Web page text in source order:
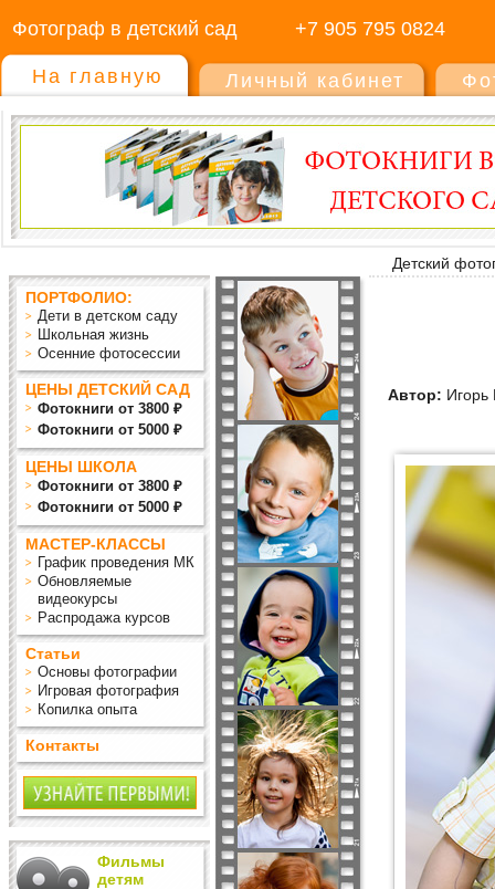
Фотограф в детский сад +7 905 795 0824
На главную Личный кабинет
Детский
ПОРТФОЛИО:
Дети в детском саду
Школьная жизнь
Осенние фотосессии
ЦЕНЫ ДЕТСКИЙ САД
Фотокниги от 3800 ₽
Фотокниги от 5000 ₽
ЦЕНЫ ШКОЛА
Фотокниги от 3800 ₽
Фотокниги от 5000 ₽
МАСТЕР-КЛАССЫ
График проведения МК
Обновляемые
видеокурсы
Распродажа курсов
Статьи
Основы фотографии
Игровая фотография
Копилка опыта
Контакты
Фильмы
детям
Автор: Игорь